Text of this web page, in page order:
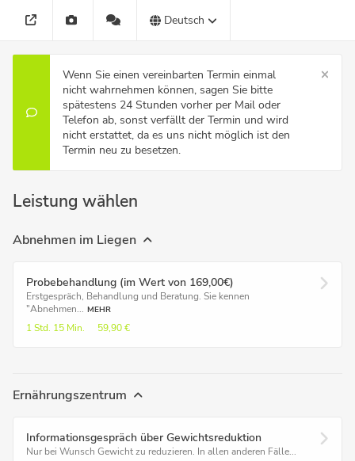
Deutsch
Wenn Sie einen vereinbarten Termin einmal
nicht wahrnehmen können, sagen Sie bitte
spätestens 24 Stunden vorher per Mail oder
Telefon ab, sonst verfällt der Termin und wird
nicht erstattet, da es uns nicht möglich ist den
Termin neu zu besetzen.
Leistung wählen
Abnehmen im Liegen
Probebehandlung (im Wert von 169,00€)
Erstgespräch, Behandlung und Beratung. Sie kennen
"Abnehmen... MEHR
1 Std. 15 Min. 59,90 €
Ernährungszentrum
Informationsgespräch über Gewichtsreduktion
Nur bei Wunsch Gewicht zu reduzieren. In allen anderen Fälle...